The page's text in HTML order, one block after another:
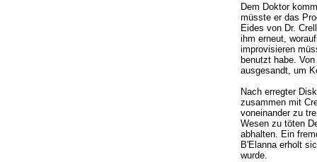
Dem Doktor
müsste er das
Eides von Dr.
ihm erneut,
improvisieren
benutzt habe.
ausgesandt, um
Nach erregter
zusammen mit
voneinander zu
Wesen zu töten
abhalten. Ein
B'Elanna erholt
wurde.